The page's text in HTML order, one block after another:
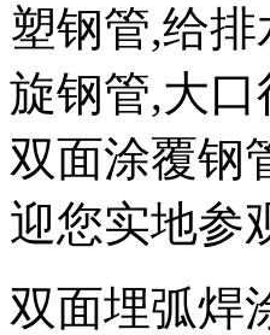
塑钢管,给
旋钢管,大
双面涂覆钢
迎您实地参
双面埋弧焊